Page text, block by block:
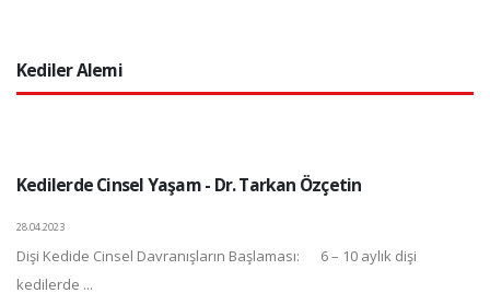
Kediler Alemi
Kedilerde Cinsel Yaşam - Dr. Tarkan Özçetin
28.04.2023
Dişi Kedide Cinsel Davranışların Başlaması: 6 – 10 aylık dişi
kedilerde ...